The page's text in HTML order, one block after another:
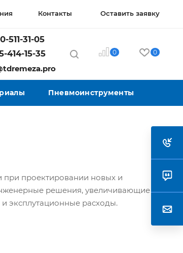
Контакты Оставить заявку
511-31-05
414-15-35
0 0
Пневмоинструменты
при проектировании новых и
решения, увеличивающие
эксплутационные расходы.